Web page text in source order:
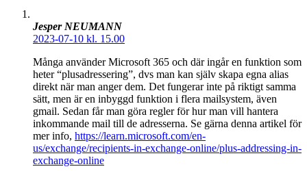
Jesper NEUMANN
2023-07-10 kl. 15.00
Många använder Microsoft 365 och där ingår en funktion som
heter “plusadressering”, dvs man kan själv skapa egna alias
direkt när man anger dem. Det fungerar inte på riktigt samma
sätt, men är en inbyggd funktion i flera mailsystem, även
gmail. Sedan får man göra regler för hur man vill hantera
inkommande mail till de adresserna. Se gärna denna artikel för
mer info, https://learn.microsoft.com/en-
us/exchange/recipients-in-exchange-online/plus-addressing-in-
exchange-online